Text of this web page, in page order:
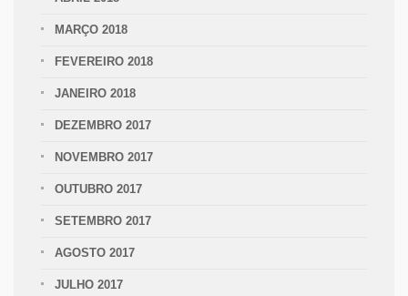
MARÇO 2018
FEVEREIRO 2018
JANEIRO 2018
DEZEMBRO 2017
NOVEMBRO 2017
OUTUBRO 2017
SETEMBRO 2017
AGOSTO 2017
JULHO 2017